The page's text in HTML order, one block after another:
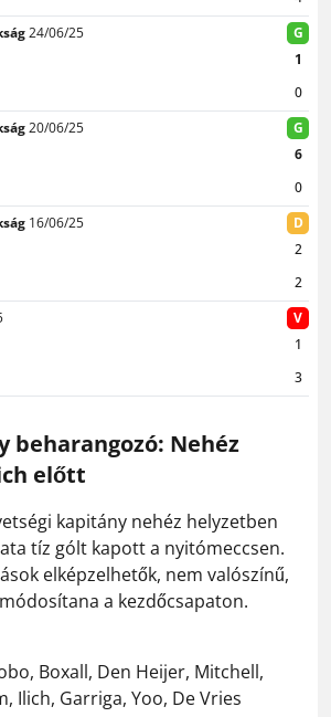
24/06/25 G
0
1
20/06/25 G
0
6
16/06/25
D
2
2
V
3
1
beharangozó: Nehéz
előtt
kapitány nehéz helyzetben
tíz gólt kapott a nyitómeccsen.
elképzelhetők, nem valószínű,
a kezdőcsapaton.
Boxall, Den Heijer, Mitchell,
Ilich, Garriga, Yoo, De Vries